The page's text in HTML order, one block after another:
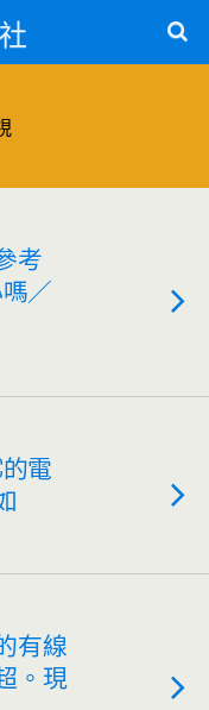
考
／
電
有線
。現